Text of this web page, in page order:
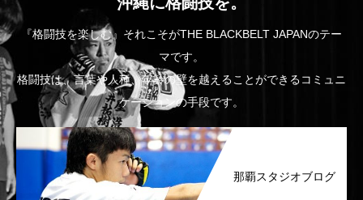
『格闘技を楽しむ』それこそがTHE BLACKBELT JAPANのテー
マです。
格闘技は、言葉や人種、年齢の壁を越えることができるコミュニ
ケーションの手段です。
那覇スタジオブログ